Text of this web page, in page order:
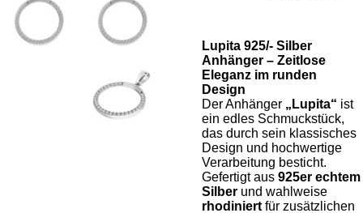
Lupita 925/- Silber
Anhänger – Zeitlose
Eleganz im runden
Design
Der Anhänger „Lupita“ ist
ein edles Schmuckstück,
das durch sein klassisches
Design und hochwertige
Verarbeitung besticht.
Gefertigt aus 925er echtem
Silber und wahlweise
rhodiniert für zusätzlichen